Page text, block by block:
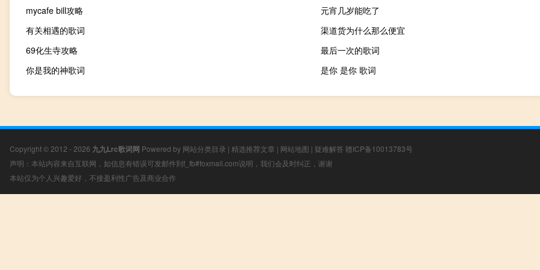
mycafe bill攻略
元宵几岁能吃了
有关相遇的歌词
渠道货为什么那么便宜
69化生寺攻略
最后一次的歌词
你是我的神歌词
是你 是你 歌词
Copyright © 2012 - 2026 九九Lrc歌词网 Powered by 网站分类目录 | 精选推荐文章 | 网站地图 | 疑难解答 赣ICP备10013783号
声明：本站内容来自互联网，如信息有错误可发邮件到f_fb#foxmail.com说明，我们会及时纠正，谢谢
本站仅为个人兴趣爱好，不接盈利性广告及商业合作